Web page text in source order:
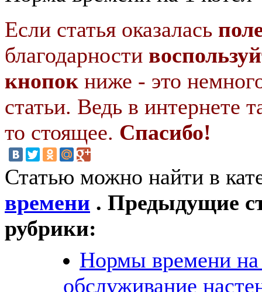
Если статья оказалась
благодарности
кнопок ниже - это
статьи. Ведь в интернете
то стоящее. Спасибо!
Статью можно найти в
времени . Предыдущие
рубрики:
Нормы времени на
обслуживание